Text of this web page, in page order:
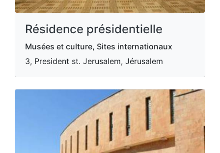
Résidence présidentielle
Musées et culture, Sites internationaux
3, President st. Jerusalem, Jérusalem